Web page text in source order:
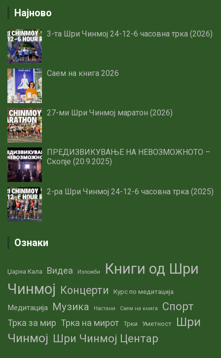
Најново
3-та Шри Чинмој 24-12-6 часовна трка (2026)
Саем на книга 2026
27-ми Шри Чинмој маратон (2026)
ПРЕДИЗВИКУВАЊЕ НА НЕВОЗМОЖНОТО –
Скопје (20.9.2025)
2-ра Шри Чинмој 24-12-6 часовна трка (2025)
Ознаки
Џарна Кала Видеа Изложби
Книги од Шри
Чинмој Концерти Курс по медитација
Медитација Музика Настани Саем на книга Спорт
Трка за мир Трка на мирот Трки Уметност
Шри
Чинмој Шри Чинмој Центар